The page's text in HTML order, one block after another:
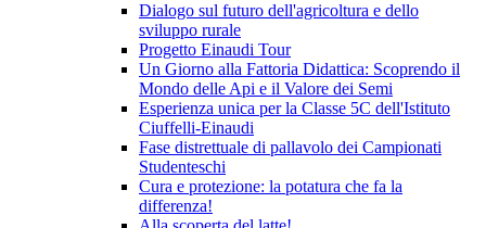
Dialogo sul futuro dell'agricoltura e dello
sviluppo rurale
Progetto Einaudi Tour
Un Giorno alla Fattoria Didattica: Scoprendo il
Mondo delle Api e il Valore dei Semi
Esperienza unica per la Classe 5C dell'Istituto
Ciuffelli-Einaudi
Fase distrettuale di pallavolo dei Campionati
Studenteschi
Cura e protezione: la potatura che fa la
differenza!